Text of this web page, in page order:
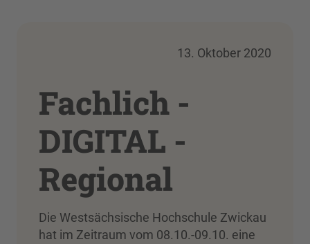
13. Oktober 2020
Fachlich -
DIGITAL -
Regional
Die Westsächsische Hochschule Zwickau
hat im Zeitraum vom 08.10.-09.10. eine